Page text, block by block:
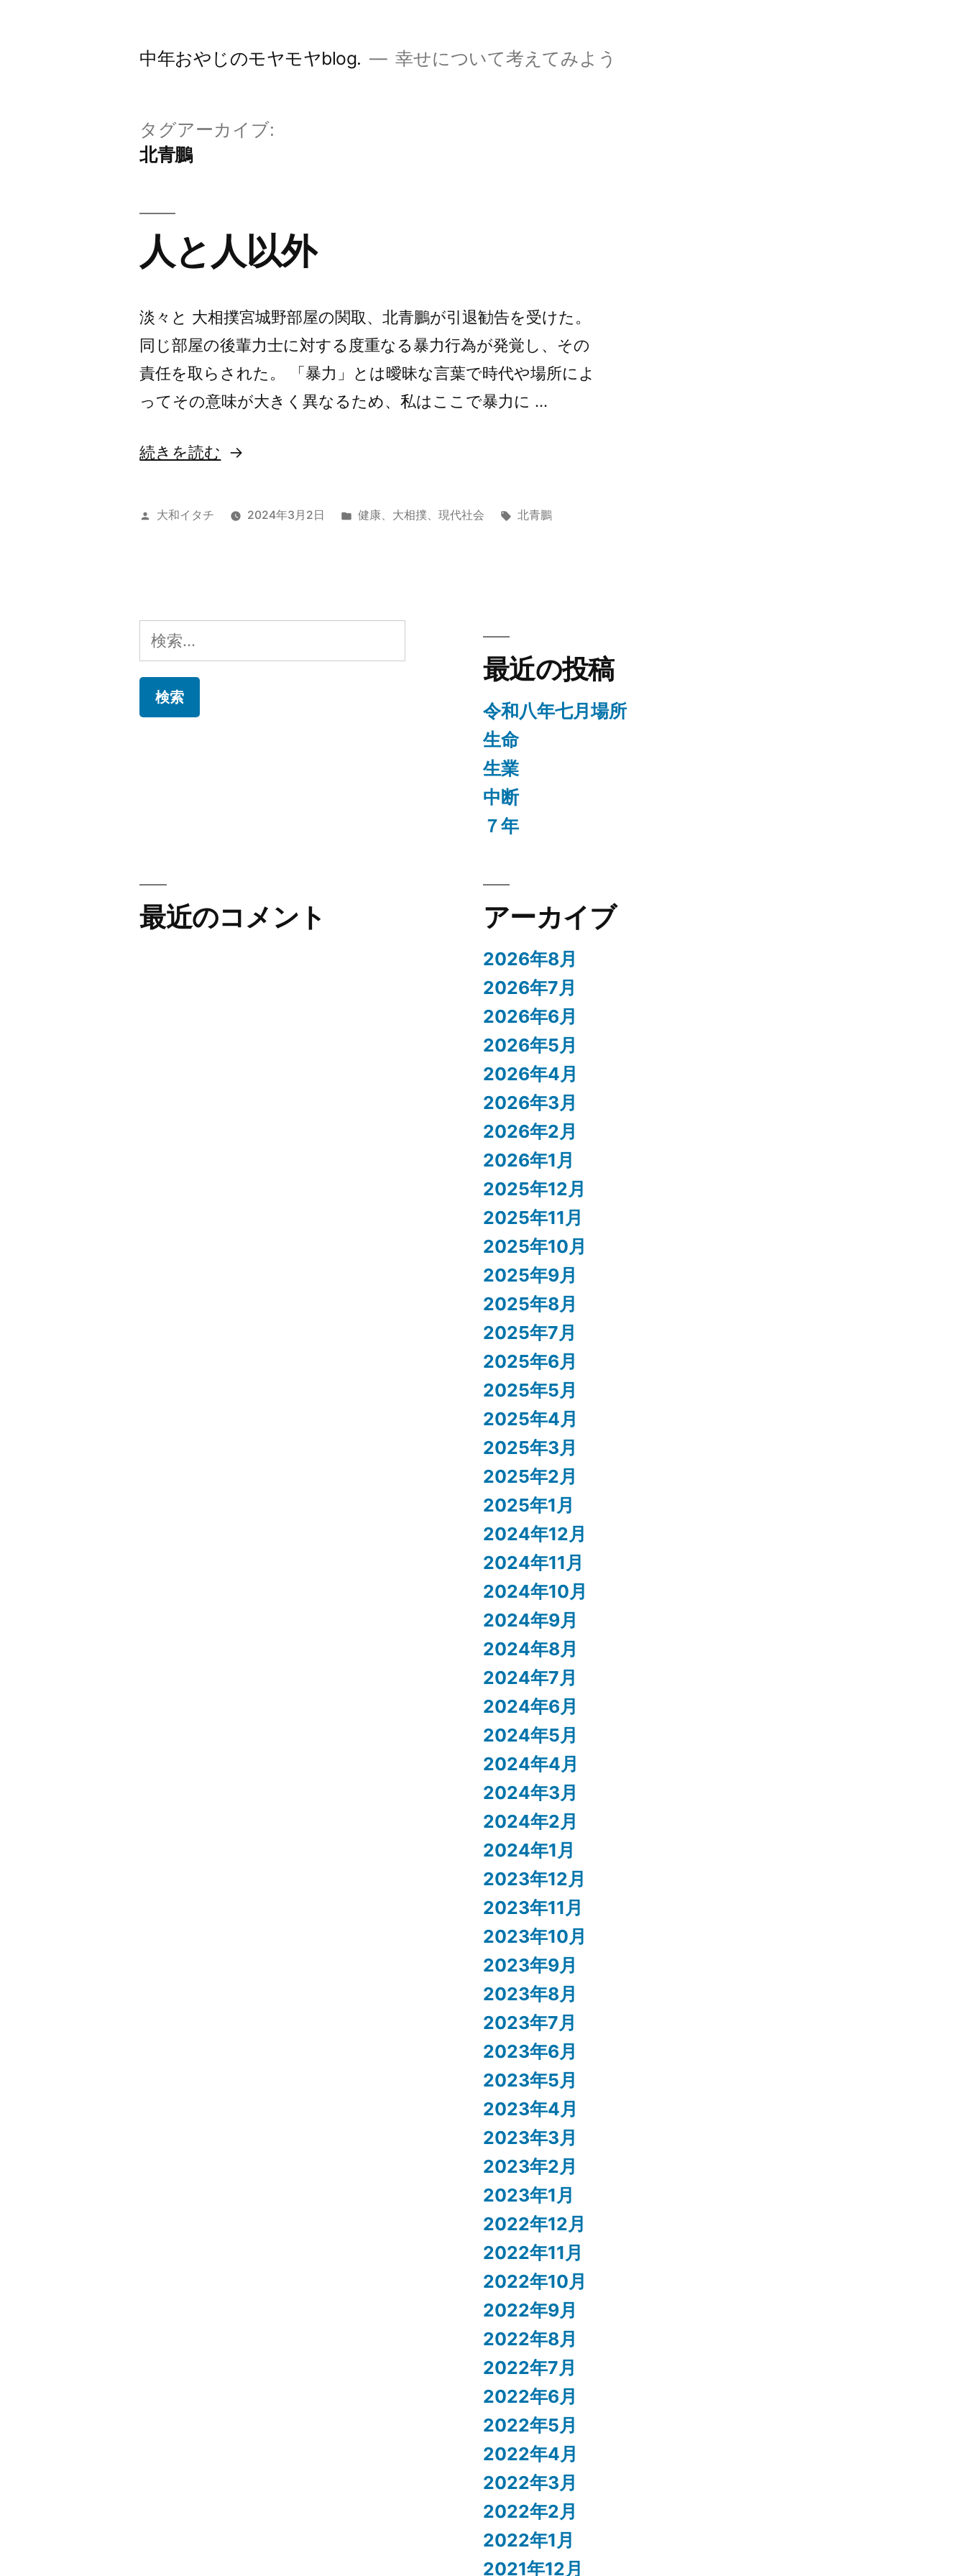
中年おやじのモヤモヤblog. 幸せについて考えてみよう
タグアーカイブ:
北青鵬
人と人以外
淡々と 大相撲宮城野部屋の関取、北青鵬が引退勧告を受けた。
同じ部屋の後輩力士に対する度重なる暴力行為が発覚し、その
責任を取らされた。 「暴力」とは曖昧な言葉で時代や場所によ
ってその意味が大きく異なるため、私はここで暴力に …
“人
人
続きを読む
投
大和イタチ 2024年3月2日
カ
健康、 大相撲、 現代社会
タ
北青鵬
検
索:
最近の投稿
令和八年七月場所
生命
生業
中断
７年
最近のコメント アーカイブ
2026年8月
2026年7月
2026年6月
2026年5月
2026年4月
2026年3月
2026年2月
2026年1月
2025年12月
2025年11月
2025年10月
2025年9月
2025年8月
2025年7月
2025年6月
2025年5月
2025年4月
2025年3月
2025年2月
2025年1月
2024年12月
2024年11月
2024年10月
2024年9月
2024年8月
2024年7月
2024年6月
2024年5月
2024年4月
2024年3月
2024年2月
2024年1月
2023年12月
2023年11月
2023年10月
2023年9月
2023年8月
2023年7月
2023年6月
2023年5月
2023年4月
2023年3月
2023年2月
2023年1月
2022年12月
2022年11月
2022年10月
2022年9月
2022年8月
2022年7月
2022年6月
2022年5月
2022年4月
2022年3月
2022年2月
2022年1月
2021年12月